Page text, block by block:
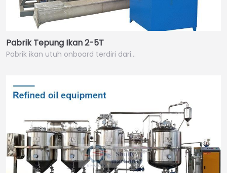
Pabrik Tepung Ikan 2-5T
Pabrik ikan utuh onboard terdiri dari…